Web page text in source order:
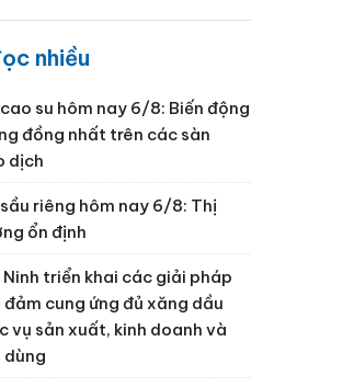
nhiều
su hôm nay 6/8: Biến động
đồng nhất trên các sàn
dịch
riêng hôm nay 6/8: Thị
ổn định
Ninh triển khai các giải pháp
đảm cung ứng đủ xăng dầu
vụ sản xuất, kinh doanh và
dùng